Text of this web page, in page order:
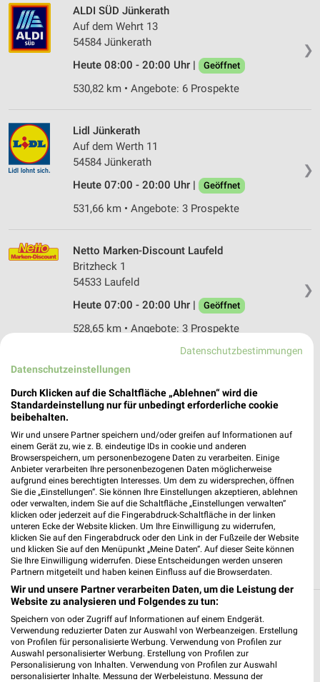
❯
ALDI SÜD Jünkerath
Auf dem Wehrt 13
54584 Jünkerath
Heute 08:00 - 20:00 Uhr |
Geöffnet
530,82 km • Angebote: 6 Prospekte
❯
Lidl Jünkerath
Auf dem Werth 11
54584 Jünkerath
Heute 07:00 - 20:00 Uhr |
Geöffnet
531,66 km • Angebote: 3 Prospekte
❯
Netto Marken-Discount Laufeld
Britzheck 1
54533 Laufeld
Heute 07:00 - 20:00 Uhr |
Geöffnet
528,65 km • Angebote: 3 Prospekte
Netto Marken-Discount Landscheid
Auf'm Mühlenberg 36
54526 Landscheid
539,84 km • Angebote: 3 Prospekte
Action Bitburg
Neuerburger Straße 1
54634 Bitburg
Heute 09:00 - 20:00 Uhr |
Geöffnet
556,28 km • Angebote: 1 Prospekt
Discounter Angebote und Prospekte für
Birresborn
14 Prospekte
Datenschutzbestimmungen
Datenschutzeinstellungen
Durch Klicken auf die Schaltfläche „Ablehnen“ wird die
Standardeinstellung nur für unbedingt erforderliche cookie
beibehalten.
Wir und unsere Partner speichern und/oder greifen auf Informationen auf
einem Gerät zu, wie z. B. eindeutige IDs in cookie und anderen
Browserspeichern, um personenbezogene Daten zu verarbeiten. Einige
Anbieter verarbeiten Ihre personenbezogenen Daten möglicherweise
aufgrund eines berechtigten Interesses. Um dem zu widersprechen, öffnen
Sie die „Einstellungen“. Sie können Ihre Einstellungen akzeptieren, ablehnen
oder verwalten, indem Sie auf die Schaltfläche „Einstellungen verwalten“
klicken oder jederzeit auf die Fingerabdruck-Schaltfläche in der linken
unteren Ecke der Website klicken. Um Ihre Einwilligung zu widerrufen,
klicken Sie auf den Fingerabdruck oder den Link in der Fußzeile der Website
und klicken Sie auf den Menüpunkt „Meine Daten“. Auf dieser Seite können
Sie Ihre Einwilligung widerrufen. Diese Entscheidungen werden unseren
Partnern mitgeteilt und haben keinen Einfluss auf die Browserdaten.
Wir und unsere Partner verarbeiten Daten, um die Leistung der
Website zu analysieren und Folgendes zu tun:
Speichern von oder Zugriff auf Informationen auf einem Endgerät.
Verwendung reduzierter Daten zur Auswahl von Werbeanzeigen. Erstellung
von Profilen für personalisierte Werbung. Verwendung von Profilen zur
Auswahl personalisierter Werbung. Erstellung von Profilen zur
Personalisierung von Inhalten. Verwendung von Profilen zur Auswahl
personalisierter Inhalte. Messung der Werbeleistung. Messung der